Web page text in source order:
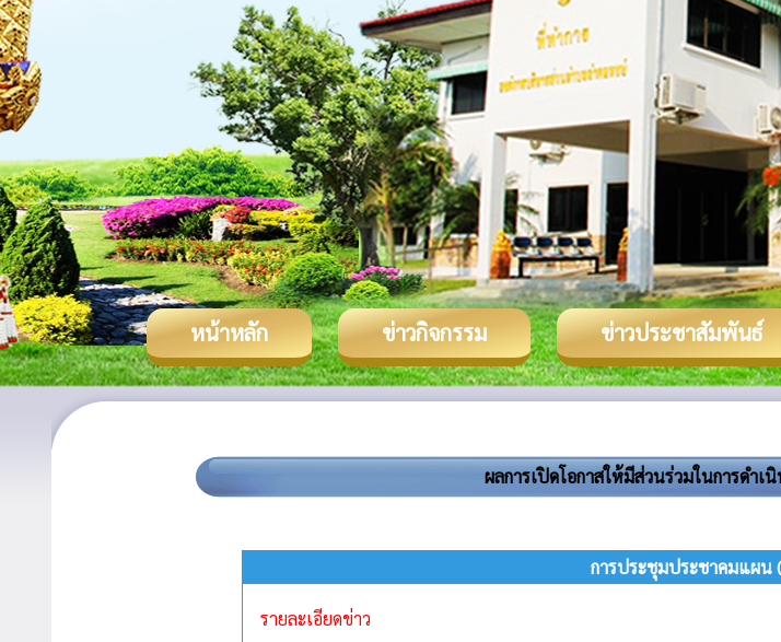
หน้าหลัก ข่าวกิจกรรม ข่าวประชาสัมพันธ์
ผลการเปิดโอกาสให้มีส่วนร่วมในการดำ
การประชุมประชาคมแผน
รายละเอียดข่าว